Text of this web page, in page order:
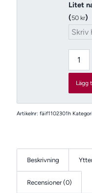
Litet
(50 kr)
Lägg
Artikelnr: fäif1102301h
Beskrivning
Recensioner (0)